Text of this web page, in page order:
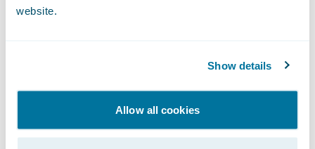
website.
Show details
Allow all cookies
Plattform-Services, die unsere Kunden
dabei unterstützen, innovativer zu agieren
und profitabel zu wachsen.